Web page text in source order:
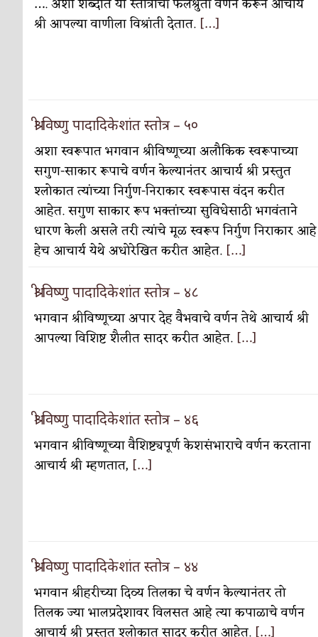
पाटलाची विहीर कविता-गझल-चारोळी-वात्रटिका
कविता-गझल-
कसं हुईन तं हू माय… परिचय आणि परिक्षणे
काळजाचे प्रेत कविता-गझल-चारोळी-वात्रटिका
चमकदार चांदी अर्थ-वाणिज्य
आदिवासींचा डॉक्टर, समाजसेवेचा ध्यास : डॉ. राहुल
डेंग्यू: ताप उतरला म्हणजे धोका टळला असे नाही!
४ जुलै – इतिहासात घडलेल्या महत्त्वाच्या घटना
सुवर्ण – झळाळी अर्थ-वाणिज्य
अपूर्ण कथा
बुडीच खटलं – संयुक्त कुटुंब का गरजेचं? विशेष लेख
…. अशा शब्दात या स्तोत्राची फलश्रुती वर्णन करून आचार्य
श्री आपल्या वाणीला विश्रांती देतात. […]
श्री विष्णु पादादिकेशांत स्तोत्र – ५०
अशा स्वरूपात भगवान श्रीविष्णूच्या अलौकिक स्वरूपाच्या
सगुण-साकार रूपाचे वर्णन केल्यानंतर आचार्य श्री प्रस्तुत
श्लोकात त्यांच्या निर्गुण-निराकार स्वरूपास वंदन करीत
आहेत. सगुण साकार रूप भक्तांच्या सुविधेसाठी भगवंताने
धारण केली असले तरी त्यांचे मूळ स्वरूप निर्गुण निराकार आहे
हेच आचार्य येथे अधोरेखित करीत आहेत. […]
श्री विष्णु पादादिकेशांत स्तोत्र – ४८
भगवान श्रीविष्णूच्या अपार देह वैभवाचे वर्णन तेथे आचार्य श्री
आपल्या विशिष्ट शैलीत सादर करीत आहेत. […]
श्री विष्णु पादादिकेशांत स्तोत्र – ४६
भगवान श्रीविष्णूच्या वैशिष्ट्यपूर्ण केशसंभाराचे वर्णन करताना
आचार्य श्री म्हणतात, […]
श्री विष्णु पादादिकेशांत स्तोत्र – ४४
भगवान श्रीहरीच्या दिव्य तिलका चे वर्णन केल्यानंतर तो
तिलक ज्या भालप्रदेशावर विलसत आहे त्या कपाळाचे वर्णन